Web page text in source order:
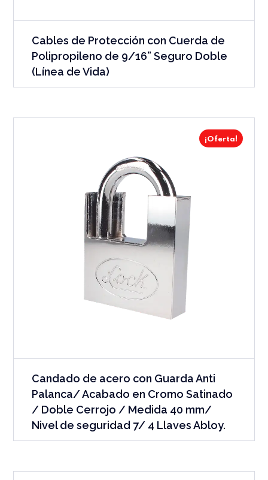
Cables de Protección con Cuerda de
Polipropileno de 9/16” Seguro Doble
(Línea de Vida)
¡Oferta!
Candado de acero con Guarda Anti
Palanca/ Acabado en Cromo Satinado
/ Doble Cerrojo / Medida 40 mm/
Nivel de seguridad 7/ 4 Llaves Abloy.